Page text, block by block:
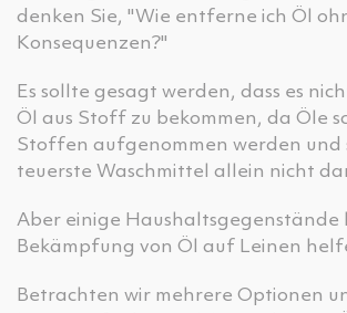
denken Sie, "Wie entferne ich Öl
Konsequenzen?"
Es sollte gesagt werden, dass es
Öl aus Stoff zu bekommen, da Öle
Stoffen aufgenommen werden und
teuerste Waschmittel allein nicht
Aber einige Haushaltsgegenstände
Bekämpfung von Öl auf Leinen
Betrachten wir mehrere Optionen